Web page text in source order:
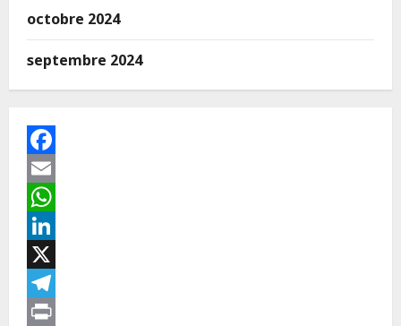
octobre 2024
septembre 2024
Facebook
Email
WhatsApp
LinkedIn
X
Telegram